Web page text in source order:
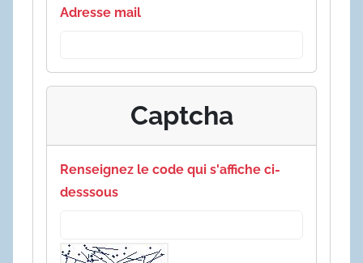
Adresse mail
Captcha
Renseignez le code qui s'affiche ci-
desssous